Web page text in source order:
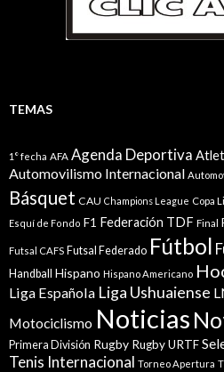
TEMAS
1° fecha AFA Agenda Deportiva
Automovilismo Internacional
Básquet CAU Champions League Copa
Esquí de Fondo F1 Federación TDF Final
Futsal CAFS Futsal Federado Fútbol
Handball Hispano Hispano Americano
Liga Española Liga Ushuaiense
Motociclismo Noticias
Primera División Rugby Rugby URTF
Tenis Internacional Torneo Apertura